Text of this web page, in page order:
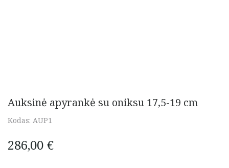
Auksinė apyrankė su oniksu 17,5-19 cm
Kodas: AUP1
286,00 €